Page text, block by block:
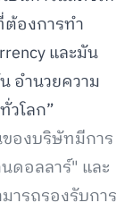
องการทำ
และมัน
อำนวยความ
วโลก”
ของบริษัทมีการ
ดอลลาร์" และ
ารถรองรับการ